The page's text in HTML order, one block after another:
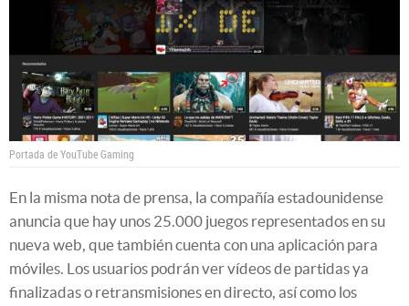
Portada de YouTube Gaming
En la misma nota de prensa, la compañía estadounidense
anuncia que hay unos 25.000 juegos representados en su
nueva web, que también cuenta con una aplicación para
móviles. Los usuarios podrán ver vídeos de partidas ya
finalizadas o retransmisiones en directo, así como los